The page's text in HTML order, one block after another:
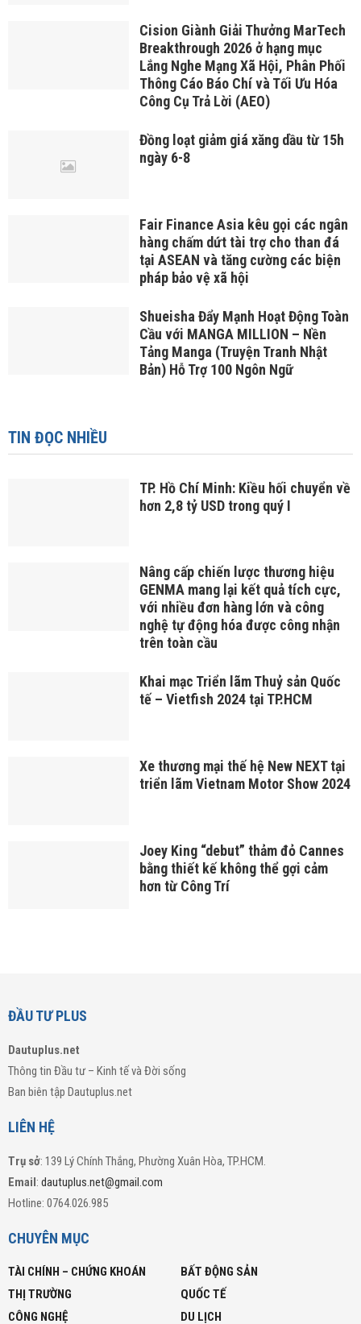
Cision Giành Giải Thưởng MarTech
Breakthrough 2026 ở hạng mục
Lắng Nghe Mạng Xã Hội, Phân Phối
Thông Cáo Báo Chí và Tối Ưu Hóa
Công Cụ Trả Lời (AEO)
Đồng loạt giảm giá xăng dầu từ 15h
ngày 6-8
Fair Finance Asia kêu gọi các ngân
hàng chấm dứt tài trợ cho than đá
tại ASEAN và tăng cường các biện
pháp bảo vệ xã hội
Shueisha Đẩy Mạnh Hoạt Động Toàn
Cầu với MANGA MILLION – Nền
Tảng Manga (Truyện Tranh Nhật
Bản) Hỗ Trợ 100 Ngôn Ngữ
TIN ĐỌC NHIỀU
TP. Hồ Chí Minh: Kiều hối chuyển về
hơn 2,8 tỷ USD trong quý I
Nâng cấp chiến lược thương hiệu
GENMA mang lại kết quả tích cực,
với nhiều đơn hàng lớn và công
nghệ tự động hóa được công nhận
trên toàn cầu
Khai mạc Triển lãm Thuỷ sản Quốc
tế – Vietfish 2024 tại TP.HCM
Xe thương mại thế hệ New NEXT tại
triển lãm Vietnam Motor Show 2024
Joey King “debut” thảm đỏ Cannes
bằng thiết kế không thể gợi cảm
hơn từ Công Trí
ĐẦU TƯ PLUS
Dautuplus.net
Thông tin Đầu tư – Kinh tế và Đời sống
Ban biên tập Dautuplus.net
LIÊN HỆ
Trụ sở: 139 Lý Chính Thắng, Phường Xuân Hòa, TP.HCM.
Email : dautuplus.net@gmail.com
Hotline: 0764.026.985
CHUYÊN MỤC
TÀI CHÍNH – CHỨNG KHOÁN
BẤT ĐỘNG SẢN
THỊ TRƯỜNG
QUỐC TẾ
CÔNG NGHỆ
DU LỊCH